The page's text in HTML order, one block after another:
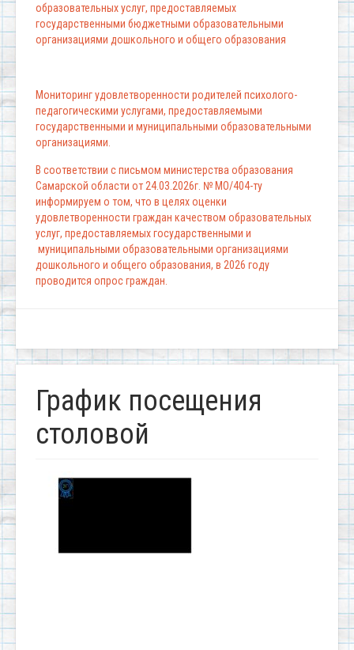
образовательных услуг, предоставляемых
государственными бюджетными образовательными
организациями дошкольного и общего образования
Мониторинг удовлетворенности родителей психолого-
педагогическими услугами, предоставляемыми
государственными и муниципальными образовательными
организациями.
В соответствии с письмом министерства образования
Самарской области от 24.03.2026г. № МО/404-ту
информируем о том, что в целях оценки
удовлетворенности граждан качеством образовательных
услуг, предоставляемых государственными и
муниципальными образовательными организациями
дошкольного и общего образования, в 2026 году
проводится опрос граждан.
График посещения
столовой